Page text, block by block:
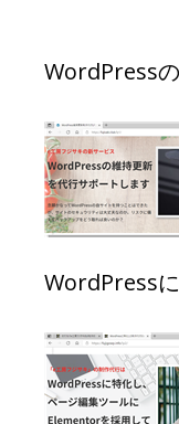
WordPress
WordPress